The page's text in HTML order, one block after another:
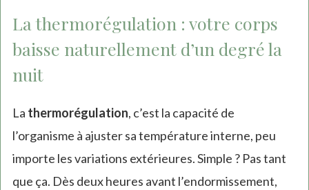
La thermorégulation : votre corps
baisse naturellement d’un degré la
nuit
La thermorégulation, c’est la capacité de
l’organisme à ajuster sa température interne, peu
importe les variations extérieures. Simple ? Pas tant
que ça. Dès deux heures avant l’endormissement,